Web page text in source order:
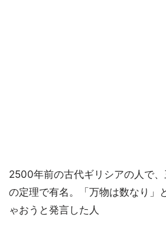
2500年前の古代ギリシアの人で
の定理で有名。「万物は数なり」
ゃおうと発言した人